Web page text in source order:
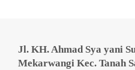
Jl. KH. Ahmad Sya yani
Mekarwangi Kec. Tanah